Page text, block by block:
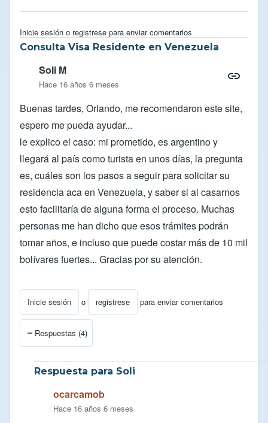
Inicie sesión o registrese para enviar comentarios
Consulta Visa Residente en Venezuela
Soli M
Hace 16 años 6 meses
Buenas tardes, Orlando, me recomendaron este site,
espero me pueda ayudar...
le explico el caso: mi prometido, es argentino y
llegará al país como turista en unos días, la pregunta
es, cuáles son los pasos a seguir para solicitar su
residencia aca en Venezuela, y saber si al casarnos
esto facilitaría de alguna forma el proceso. Muchas
personas me han dicho que esos trámites podrán
tomar años, e incluso que puede costar más de 10 mil
bolívares fuertes... Gracias por su atención.
Inicie sesión o registrese para enviar comentarios
Respuestas (4)
Respuesta para Soli
ocarcamob
Hace 16 años 6 meses